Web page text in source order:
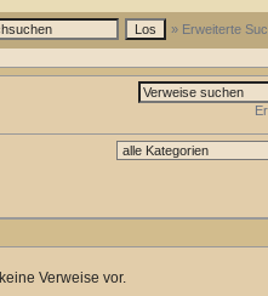
» Erweiterte
Verweise vor.